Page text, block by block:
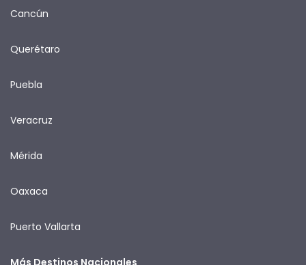
Cancún
Querétaro
Puebla
Veracruz
Mérida
Oaxaca
Puerto Vallarta
Más Destinos Nacionales